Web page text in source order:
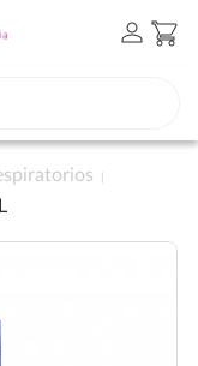
person shopping_cart